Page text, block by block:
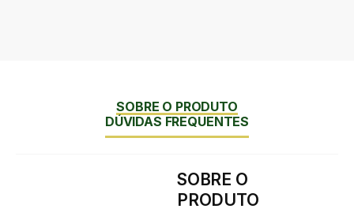
SOBRE O PRODUTO
DÚVIDAS FREQUENTES
SOBRE O
PRODUTO